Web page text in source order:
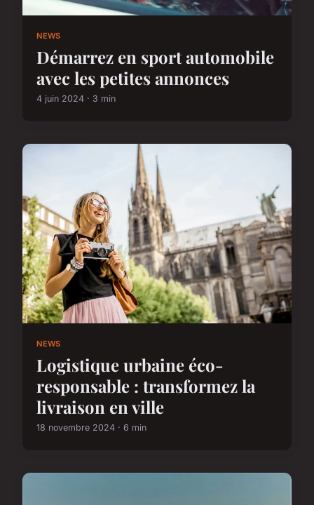
NEWS
Démarrez en sport automobile
avec les petites annonces
4 juin 2024 · 3 min
NEWS
Logistique urbaine éco-
responsable : transformez la
livraison en ville
18 novembre 2024 · 6 min